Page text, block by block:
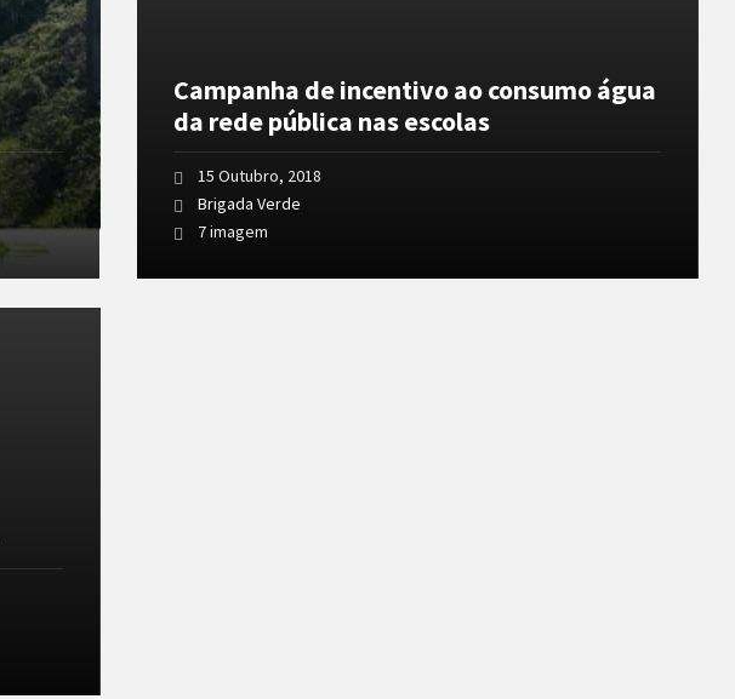
Campanha de incentivo ao consumo água
da rede pública nas escolas
15 Outubro, 2018
Brigada Verde
7 imagem